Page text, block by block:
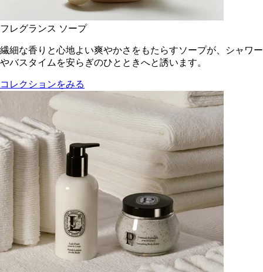
フレグランス ソープ
繊細な香りと心地よい爽やかさをもたらすソープが、シャワー
やバスタイムを安らぎのひとときへと誘います。
コレクションをみる